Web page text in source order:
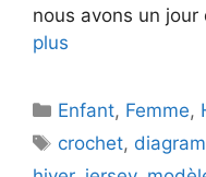
nous avons un jour
plus
Catégories
Enfant, Femme,
Étiquettes
crochet,